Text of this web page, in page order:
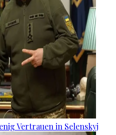
Vertrauen in Selenskyj